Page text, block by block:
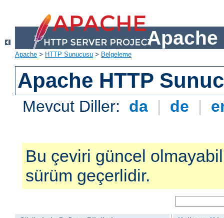
Apache
Apache > HTTP Sunucusu > Belgeleme
Apache HTTP
Mevcut Diller: da | de |
Bu çeviri güncel
sürüm geçerlidir.